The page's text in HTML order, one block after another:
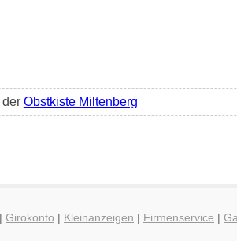
Obstkiste Miltenberg
| Girokonto | Kleinanzeigen | Firmenservice |